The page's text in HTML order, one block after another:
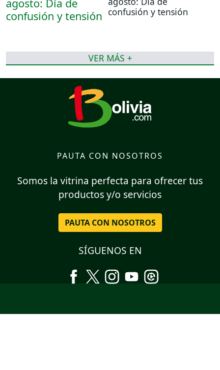
confusión y tensión
VER MÁS +
PAUTA CON NOSOTROS
Somos la vitrina perfecta para ofrecer tus
productos y/o servicios
PAUTA CON NOSOTROS
SÍGUENOS EN